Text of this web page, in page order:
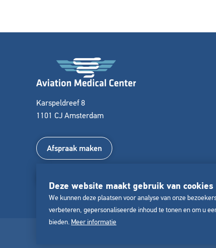
Deze website maakt gebruik van cookies
We kunnen deze plaatsen voor analyse van onze
verbeteren, gepersonaliseerde inhoud te tonen en om u
bieden. Meer informatie
Karspeldreef 8
1101 CJ Amsterdam
Afspraak maken